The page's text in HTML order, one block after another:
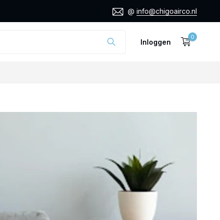
@ info@chigoairco.nl
Inloggen
0